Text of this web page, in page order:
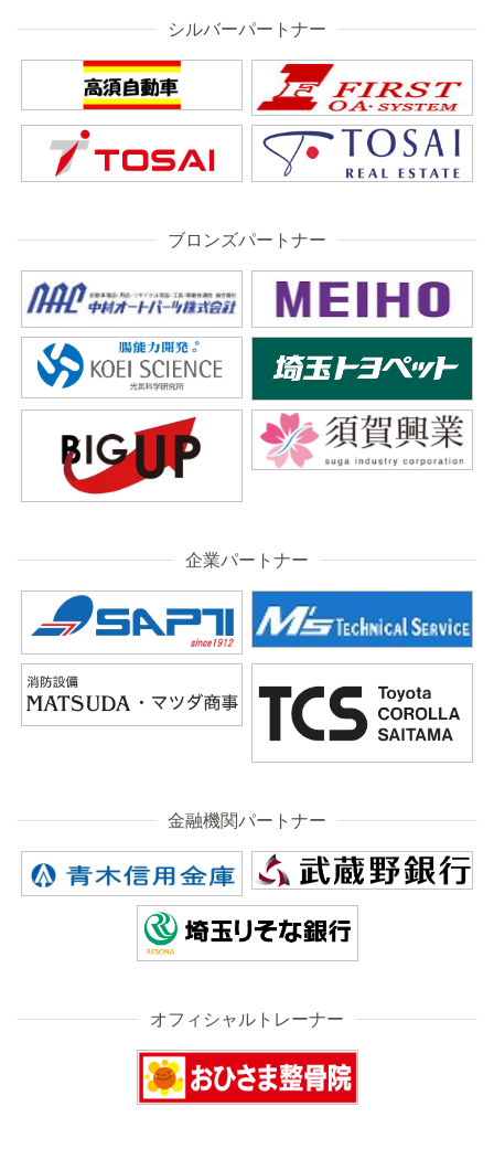
シルバーパートナー
ブロンズパートナー
企業パートナー
金融機関パートナー
オフィシャルトレーナー